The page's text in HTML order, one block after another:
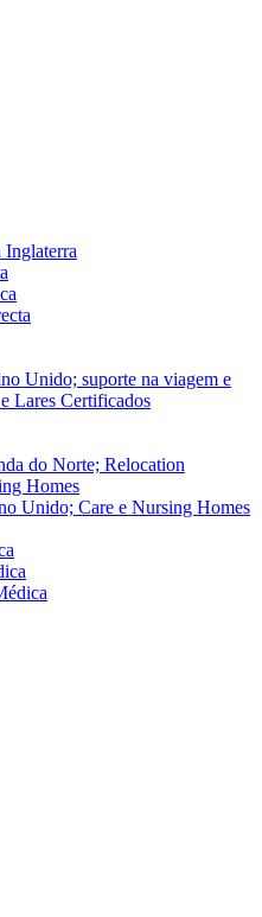
Unido; suporte na viagem e
Lares Certificados
do Norte; Relocation
Homes
Unido; Care e Nursing Homes